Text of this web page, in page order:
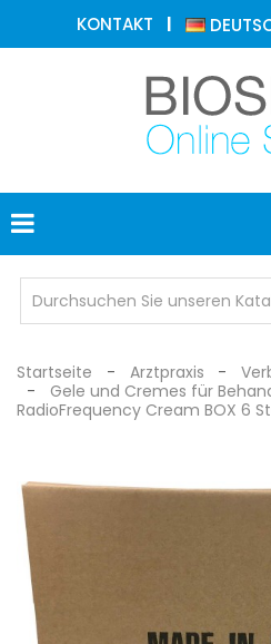
KONTAKT
ÄSTHETISCHE
MEDIZIN
DERMATOLOGIE
PHOTOTHERAPIE
MEDIZINISCH
INDIVIDUEL
SCHUTZ
Startseite Arztpraxis
Gele und Cremes für
RadioFrequency Cream BOX 6